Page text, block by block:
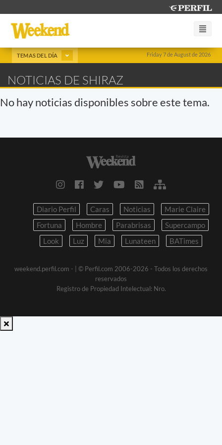
Friday 7 de August de 2026
TEMAS DEL DÍA
NOTICIAS DE SHIRAZ
No hay noticias disponibles sobre este tema.
Diario Perfil Caras Noticias
Marie Claire
Fortuna
Hombre Parabrisas
Supercampo
Look
Luz Mia Lunateen BATimes
weekend.perfil.com -
| © Perfil.com 2006-2026 - Todos los derechos
reservados
Registro de Propiedad Intelectual: Nro.